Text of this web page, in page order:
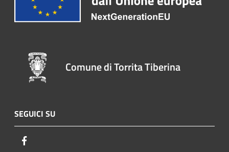
Comune di Torrita Tiberina
SEGUICI SU